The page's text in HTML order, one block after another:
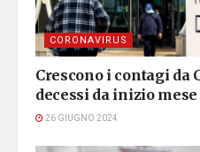
CORONAVIRUS
Crescono i contagi da
decessi da inizio mese
26 GIUGNO 2024